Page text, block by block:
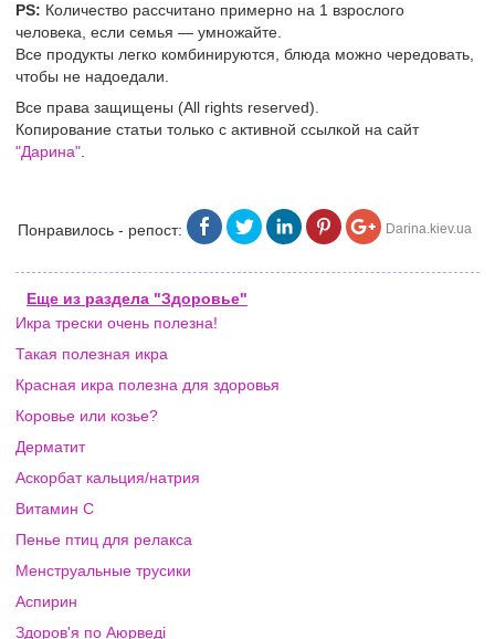
PS: Количество рассчитано примерно на 1 взрослого
человека, если семья — умножайте.
Все продукты легко комбинируются, блюда можно чередовать,
чтобы не надоедали.
Все права защищены (All rights reserved).
Копирование статьи только с активной ссылкой на сайт
"Дарина"
Понравилось - репост: Darina.kiev.ua
Еще из раздела "Здоровье"
Икра трески очень полезна!
Такая полезная икра
Красная икра полезна для здоровья
Коровье или козье?
Дерматит
Аскорбат кальция/натрия
Витамин C
Пенье птиц для релакса
Менструальные трусики
Аспирин
Здоров'я по Аюрведі